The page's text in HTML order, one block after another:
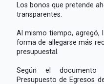
Los bonos que pretende
transparentes.
Al mismo tiempo, agregó,
forma de allegarse más
presupuestal.
Según el
Presupuesto de Egresos